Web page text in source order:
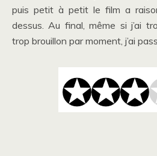
puis petit à petit le film a
dessus. Au final, même si j’ai
trop brouillon par moment, j’ai